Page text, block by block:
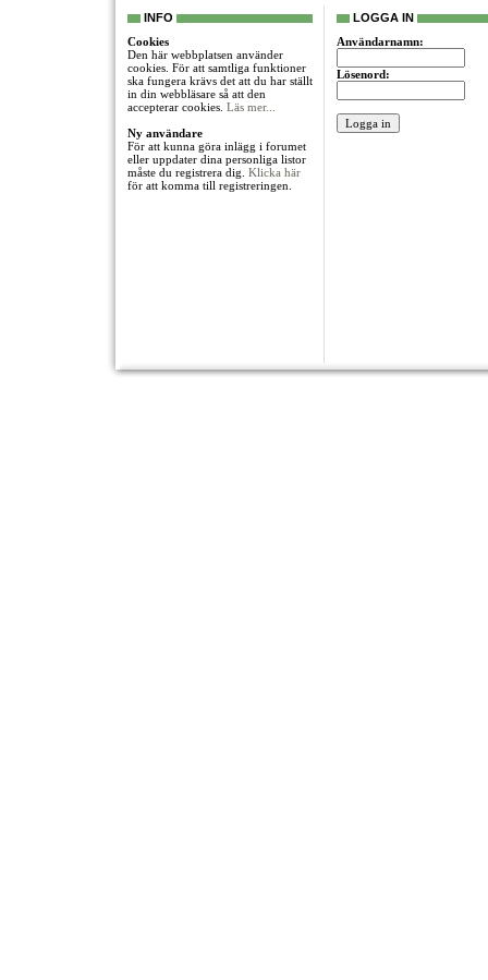
INFO
Cookies
Den här webbplatsen använder
cookies. För att samtliga funktioner
ska fungera krävs det att du har ställt
in din webbläsare så att den
accepterar cookies. Läs mer...
Ny användare
För att kunna göra inlägg i forumet
eller uppdater dina personliga listor
måste du registrera dig. Klicka här
för att komma till registreringen.
LOGGA IN
Användarnamn:
Lösenord: